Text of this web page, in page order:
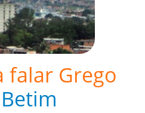
falar Grego